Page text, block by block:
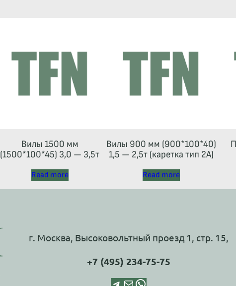
Вилы 1500 мм
(1500*100*45) 3,0 — 3,5т
Read more
Вилы 900 мм (900*100*40)
1,5 — 2,5т (каретка тип 2A)
Read more
г. Москва, Высоковольтный проезд 1, стр. 15,
+7 (495) 234-75-75